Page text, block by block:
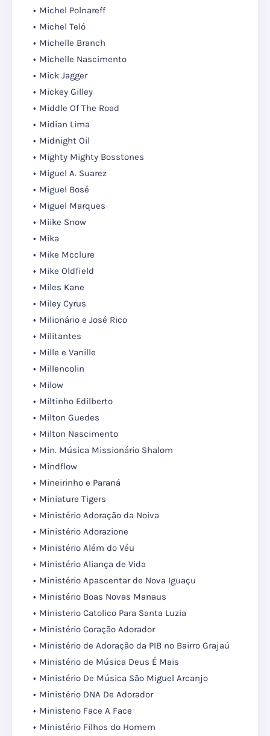
Michel Polnareff
Michel Teló
Michelle Branch
Michelle Nascimento
Mick Jagger
Mickey Gilley
Middle Of The Road
Midian Lima
Midnight Oil
Mighty Mighty Bosstones
Miguel A. Suarez
Miguel Bosé
Miguel Marques
Miike Snow
Mika
Mike Mcclure
Mike Oldfield
Miles Kane
Miley Cyrus
Milionário e José Rico
Militantes
Mille e Vanille
Millencolin
Milow
Miltinho Edilberto
Milton Guedes
Milton Nascimento
Min. Música Missionário Shalom
Mindflow
Mineirinho e Paraná
Miniature Tigers
Ministério Adoração da Noiva
Ministério Adorazione
Ministério Além do Véu
Ministério Aliança de Vida
Ministério Apascentar de Nova Iguaçu
Ministério Boas Novas Manaus
Ministerio Catolico Para Santa Luzia
Ministério Coração Adorador
Ministério de Adoração da PIB no Bairro Grajaú
Ministério de Música Deus É Mais
Ministério De Música São Miguel Arcanjo
Ministério DNA De Adorador
Ministerio Face A Face
Ministério Filhos do Homem